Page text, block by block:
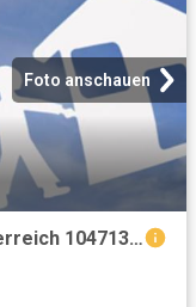
Foto anschauen
Haus Niederösterreich Niederösterreich 104713020